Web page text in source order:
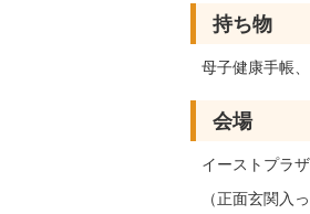
持ち物
母子健康手帳
会場
イーストプラ
（正面玄関入